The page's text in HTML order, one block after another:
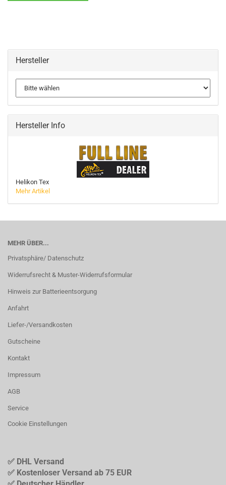
Hersteller
Hersteller Info
Helikon Tex
Mehr Artikel
MEHR ÜBER...
Privatsphäre/ Datenschutz
Widerrufsrecht & Muster-Widerrufsformular
Hinweis zur Batterieentsorgung
Anfahrt
Liefer-/Versandkosten
Gutscheine
Kontakt
Impressum
AGB
Service
Cookie Einstellungen
✅ DHL Versand
✅ Kostenloser Versand ab 75 EUR